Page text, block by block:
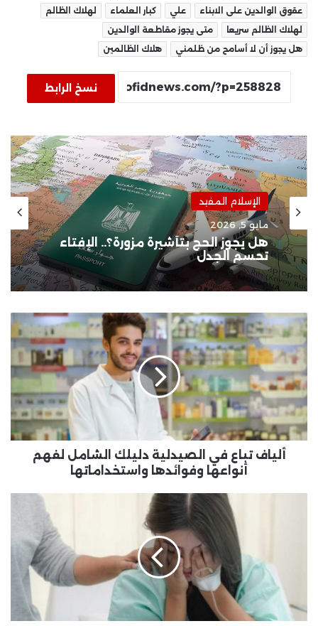
عقوق الوالدين على الابناء
علي كبار العلماء
لهلاك الظالم
لهلاك الظالم سريعا
متى يجوز مقاطعة الوالدين
هل يجوز أن لا أسامح من ظلمني
هلاك الظالمين
نسخ الرابط
الإسلام المفيد
مايو 5, 2026
هل يجوز الحج بتأشيرة مزورة؟.. الإفتاء
تحسم الجدل
ألياف
تباع
في
الصيدلية
دليلك
الشامل
لفهم
أنواعها
وفوائدها
واستخداماتها
ألياف تباع في الصيدلية دليلك الشامل لفهم
أنواعها وفوائدها واستخداماتها
الإجهاض
تعزيز
التعافي